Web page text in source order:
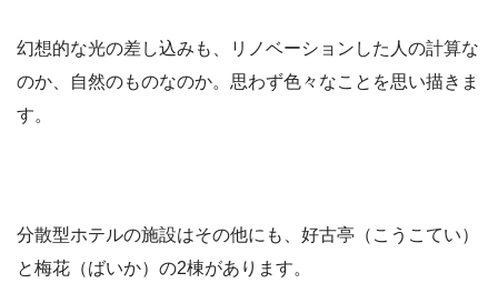
幻想的な光の差し込みも、リノベーションした人の計算な
のか、自然のものなのか。思わず色々なことを思い描きま
す。
分散型ホテルの施設はその他にも、好古亭（こうこてい）
と梅花（ばいか）の2棟があります。